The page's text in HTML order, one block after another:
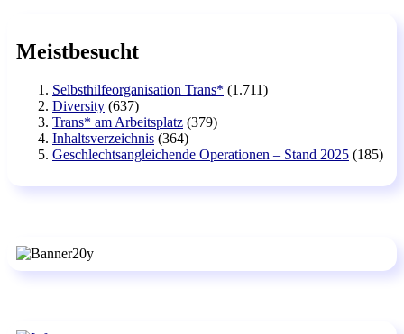
Meistbesucht
Selbsthilfeorganisation Trans* (1.711)
Diversity (637)
Trans* am Arbeitsplatz (379)
Inhaltsverzeichnis (364)
Geschlechtsangleichende Operationen – Stand 2025 (185)